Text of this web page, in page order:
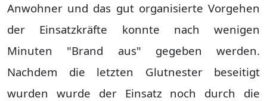
Anwohner und das gut organisierte Vorgehen
der Einsatzkräfte konnte nach wenigen
Minuten "Brand aus" gegeben werden.
Nachdem die letzten Glutnester beseitigt
wurden wurde der Einsatz noch durch die